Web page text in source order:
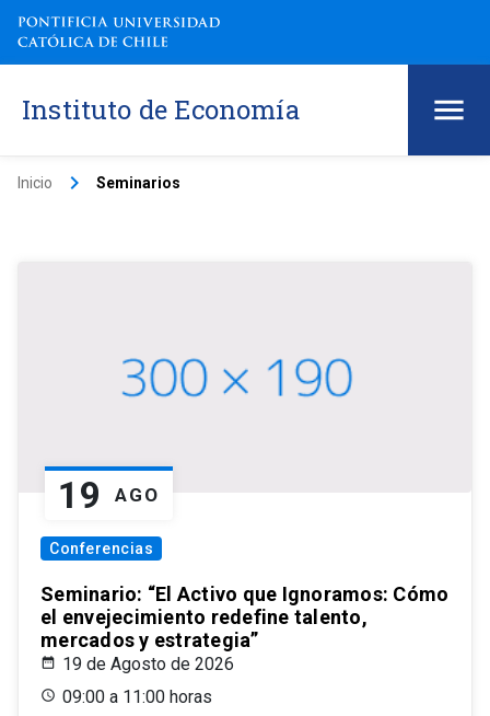
Instituto de Economía
Inicio keyboard_arrow_right Seminarios
19 AGO
Conferencias
Seminario: “El Activo que Ignoramos: Cómo
el envejecimiento redefine talento,
mercados y estrategia”
19 de Agosto de 2026
09:00 a 11:00 horas